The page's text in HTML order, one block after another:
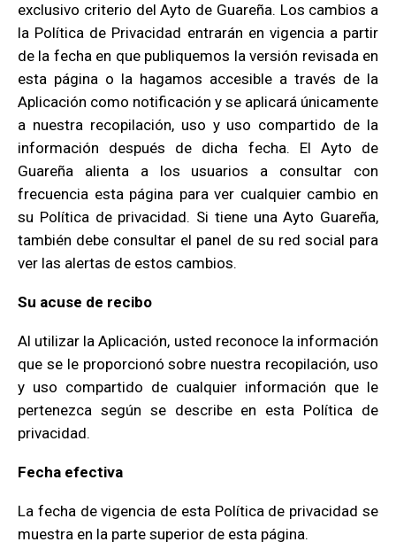
exclusivo criterio del Ayto de Guareña. Los cambios a
la Política de Privacidad entrarán en vigencia a partir
de la fecha en que publiquemos la versión revisada en
esta página o la hagamos accesible a través de la
Aplicación como notificación y se aplicará únicamente
a nuestra recopilación, uso y uso compartido de la
información después de dicha fecha. El Ayto de
Guareña alienta a los usuarios a consultar con
frecuencia esta página para ver cualquier cambio en
su Política de privacidad. Si tiene una Ayto Guareña,
también debe consultar el panel de su red social para
ver las alertas de estos cambios.
Su acuse de recibo
Al utilizar la Aplicación, usted reconoce la información
que se le proporcionó sobre nuestra recopilación, uso
y uso compartido de cualquier información que le
pertenezca según se describe en esta Política de
privacidad.
Fecha efectiva
La fecha de vigencia de esta Política de privacidad se
muestra en la parte superior de esta página.